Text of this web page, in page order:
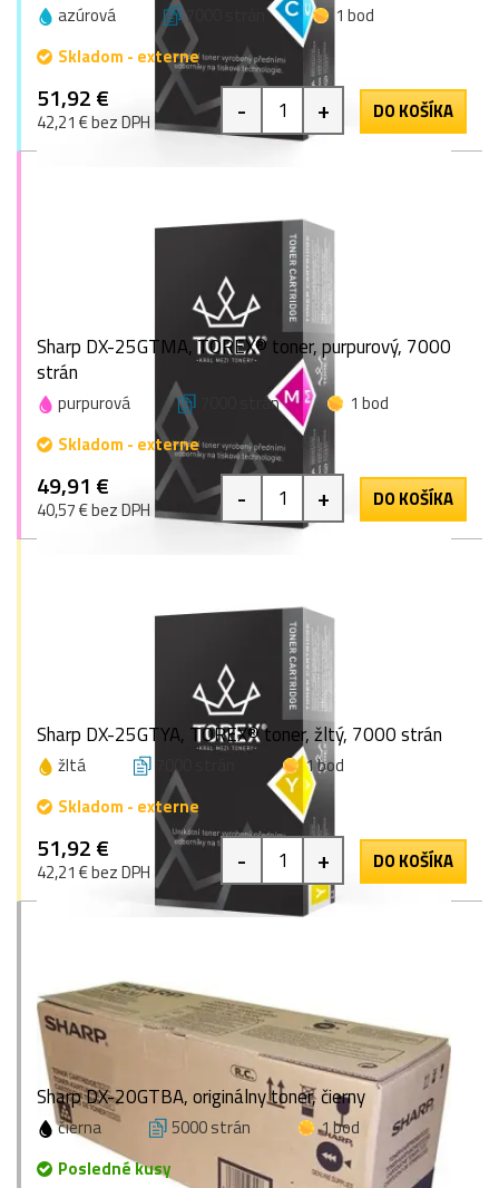
azúrová 7000 strán
1 bod
Skladom - externe
51,92 €
42,21 € bez DPH - + DO KOŠÍKA
Sharp DX-25GTMA, TOREX® toner, purpurový, 7000
strán
purpurová 7000 strán
1 bod
Skladom - externe
49,91 €
40,57 € bez DPH - + DO KOŠÍKA
Sharp DX-25GTYA, TOREX® toner, žltý, 7000 strán
žltá 7000 strán
1 bod
Skladom - externe
51,92 €
42,21 € bez DPH - + DO KOŠÍKA
Sharp DX-20GTBA, originálny toner, čierny
čierna 5000 strán
1 bod
Posledné kusy